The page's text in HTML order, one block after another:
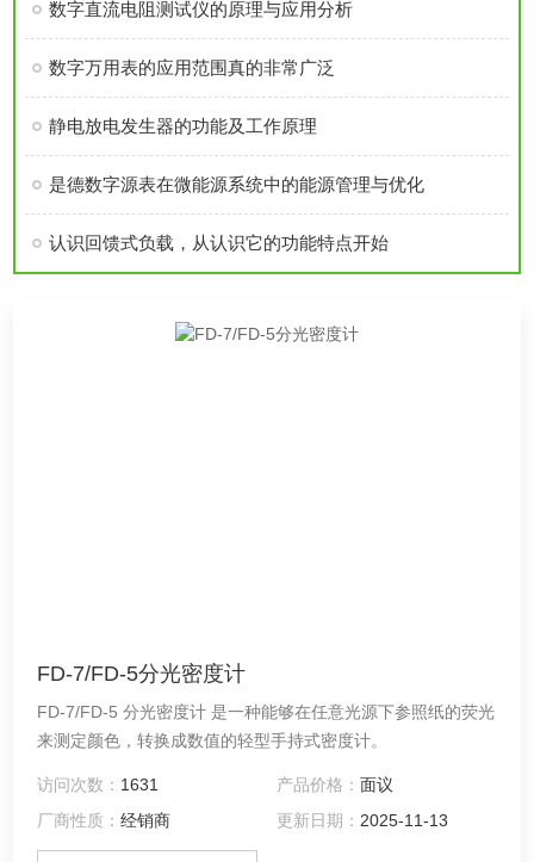
数字直流电阻测试仪的原理与应用分析
数字万用表的应用范围真的非常广泛
静电放电发生器的功能及工作原理
是德数字源表在微能源系统中的能源管理与优化
认识回馈式负载，从认识它的功能特点开始
FD-7/FD-5分光密度计
FD-7/FD-5 分光密度计 是一种能够在任意光源下参照纸的荧光
来测定颜色，转换成数值的轻型手持式密度计。
访问次数： 1631 产品价格： 面议
厂商性质：经销商 更新日期： 2025-11-13